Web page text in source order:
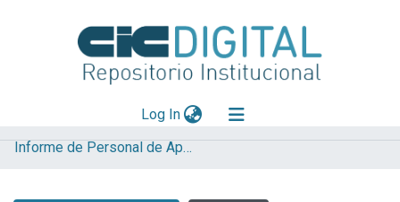
Log In(current)
Explorar
Informe de Personal de Apoyo